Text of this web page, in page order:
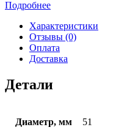
Подробнее
Характеристики
Отзывы (0)
Оплата
Доставка
Детали
Диаметр, мм 51